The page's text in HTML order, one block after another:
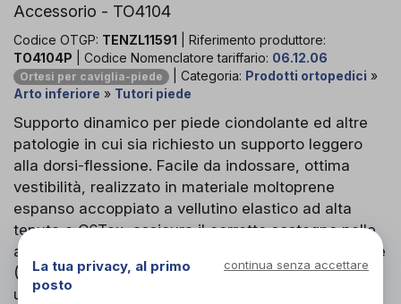
Accessorio - TO4104
Codice OTGP: TENZL11591 | Riferimento produttore:
TO4104P | Codice Nomenclatore tariffario: 06.12.06
Ortesi per caviglia-piede | Categoria: Prodotti ortopedici »
Arto inferiore » Tutori piede
Supporto dinamico per piede ciondolante ed altre
patologie in cui sia richiesto un supporto leggero
alla dorsi-flessione. Facile da indossare, ottima
vestibilità, realizzato in materiale moltoprene
espanso accoppiato a vellutino elastico ad alta
tenuta e C6Tex, assicura il corretto sostegno nelle
attività quotidiane. Il tutore è composto, nel kit base
(TO4104), da una presa ergonomica per caviglia e
un inserto flessibile in plastica trasparente, da
La tua privacy, al primo
posto
continua senza accettare